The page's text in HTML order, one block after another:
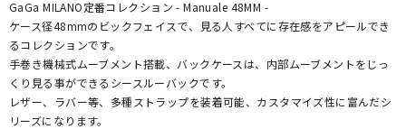
GaGa MILANO定番コレクション - Manuale 48MM -
ケース径48mmのビックフェイスで、見る人すべてに存在感をアピールでき
るコレクションです。
手巻き機械式ムーブメント搭載、バックケースは、内部ムーブメントをじっ
くり見る事ができるシースルーバックです。
レザー、ラバー等、多種ストラップを装着可能、カスタマイズ性に富んだシ
リーズになります。